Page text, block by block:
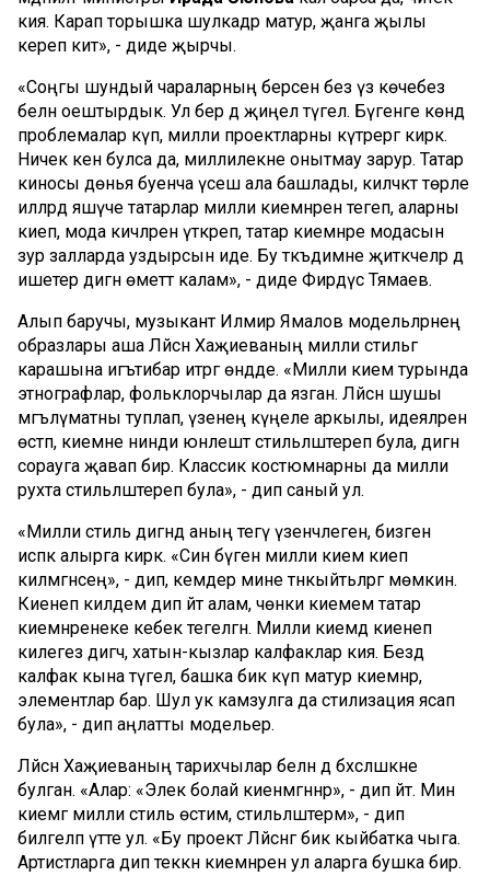
кия. Карап торышка шулкадәр матур, җанга җылы
кереп китә», - диде җырчы.
«Соңгы шундый чараларның берсен без үз көчебез
белән оештырдык. Ул бер дә җиңел түгел. Бүгенге көндә
проблемалар күп, милли проектларны күтәрергә кирәк.
Ничек кенә булса да, миллилекне онытмау зарур. Татар
киносы дөнья буенча үсеш ала башлады, киләчәктә төрле
илләрдә яшәүче татарлар милли киемнәрен тегеп, аларны
киеп, мода кичәләрен үткәреп, татар киемнәре модасын
зур залларда уздырсын иде. Бу тәкъдимне җитәкчеләр дә
ишетер дигән өметтә калам», - диде Фирдүс Тямаев.
Алып баручы, музыкант Илмир Ямалов модельләрнең
образлары аша Ләйсән Хаҗиеваның милли стильгә
карашына игътибар итәргә өндәде. «Милли кием турында
этнографлар, фольклорчылар да язган. Ләйсән шушы
мәгълүматны туплап, үзенең күңеле аркылы, идеяләрен
өстәп, киемне нинди юнәлештә стильләштереп була, дигән
сорауга җавап бирә. Классик костюмнарны да милли
рухта стильләштереп була», - дип саный ул.
«Милли стиль дигәндә аның тегү үзенчәлеген, бизәген
исәпкә алырга кирәк. «Син бүген милли кием киеп
килмәгәнсең», - дип, кемдер мине тәнкыйтьләргә мөмкин.
Киенеп килдем дип әйтә алам, чөнки киемем татар
киемнәренеке кебек тегелгән. Милли киемдә киенеп
килегез дигәч, хатын-кызлар калфаклар кия. Бездә
калфак кына түгел, башка бик күп матур киемнәр,
элементлар бар. Шул ук камзулга да стилизация ясап
була», - дип аңлатты модельер.
Ләйсән Хаҗиеваның тарихчылар белән дә бәхәсләшкәне
булган. «Алар: «Элек болай киенмәгәннәр», - дип әйтә. Мин
киемгә милли стиль өстим, стильләштерәм», - дип
билгеләп үтте ул. «Бу проект Ләйсәнгә бик кыйбатка чыга.
Артистларга дип теккән киемнәрен ул аларга бушка бирә.